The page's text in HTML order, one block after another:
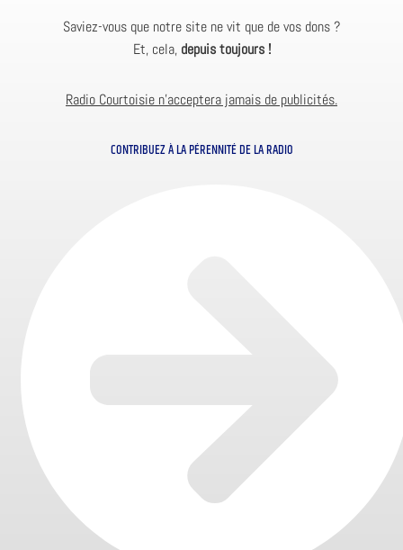
Saviez-vous que notre site ne vit que de vos dons ?
Et, cela, depuis toujours !
Radio Courtoisie n’acceptera jamais de publicités.
CONTRIBUEZ À LA PÉRENNITÉ DE LA RADIO